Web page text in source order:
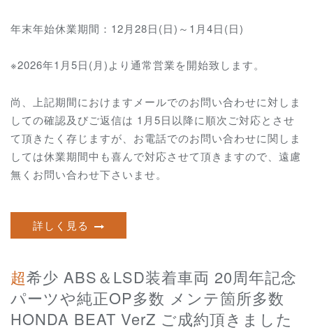
年末年始休業期間：12月28日(日)～1月4日(日)
※2026年1月5日(月)より通常営業を開始致します。
尚、上記期間におけますメールでのお問い合わせに対しま
しての確認及びご返信は 1月5日以降に順次ご対応とさせ
て頂きたく存じますが、お電話でのお問い合わせに関しま
しては休業期間中も喜んで対応させて頂きますので、遠慮
無くお問い合わせ下さいませ。
詳しく見る
超希少 ABS＆LSD装着車両 20周年記念
パーツや純正OP多数 メンテ箇所多数
HONDA BEAT VerZ ご成約頂きました